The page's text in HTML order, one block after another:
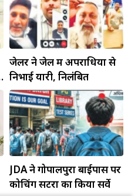
जेलर ने जेल में अपराधियों से
निभाई यारी, निलंबित
JDA ने गोपालपुरा बाईपास पर
कोचिंग सेंटरों का किया सर्वे